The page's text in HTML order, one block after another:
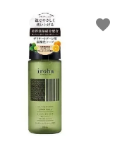
favorite